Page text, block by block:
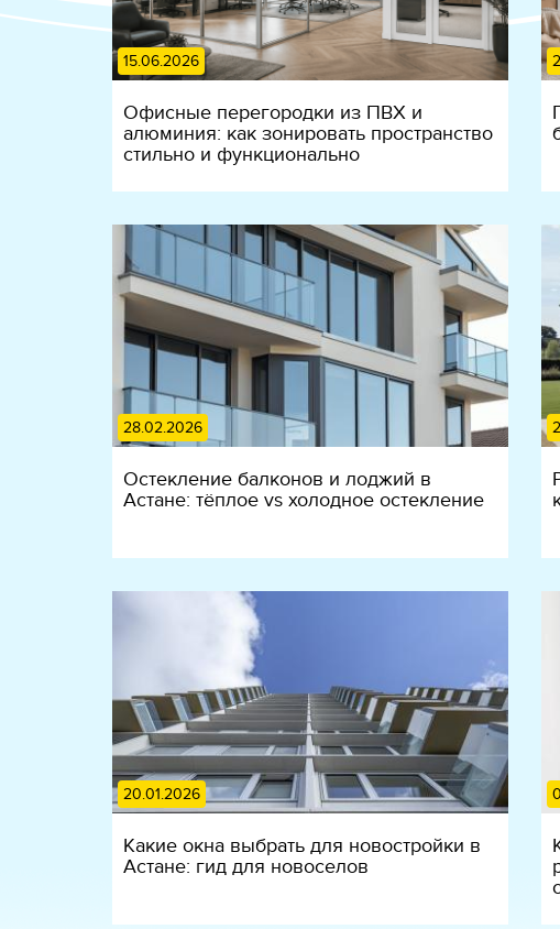
15.06.2026
Офисные перегородки из ПВХ и
алюминия: как зонировать пространство
стильно и функционально
28.02.2026
Остекление балконов и лоджий в
Астане: тёплое vs холодное остекление
20.01.2026
Какие окна выбрать для новостройки в
Астане: гид для новоселов